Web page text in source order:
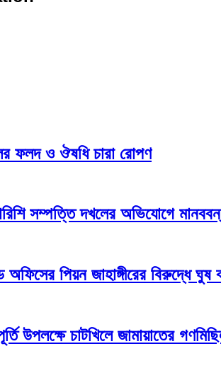
ফলদ ও ঔষধি চারা রোপণ
সম্পত্তি দখলের অভিযোগে
অফিসের পিয়ন জাহাঙ্গীরের
উপলক্ষে চাটখিলে জামায়াতের